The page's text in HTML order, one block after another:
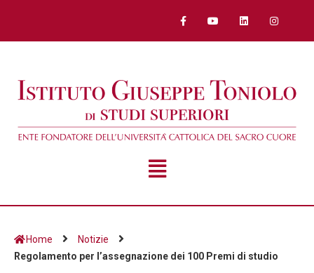
Home
Notizie
Regolamento per l’assegnazione dei 100 Premi di studio